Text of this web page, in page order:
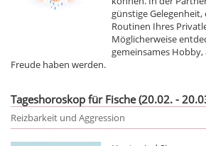
günstige
Routinen Ihres
Möglicherweise
gemeinsames Hobby,
Freude haben werden.
Tageshoroskop für Fische (20.02. -
Reizbarkeit und Aggression